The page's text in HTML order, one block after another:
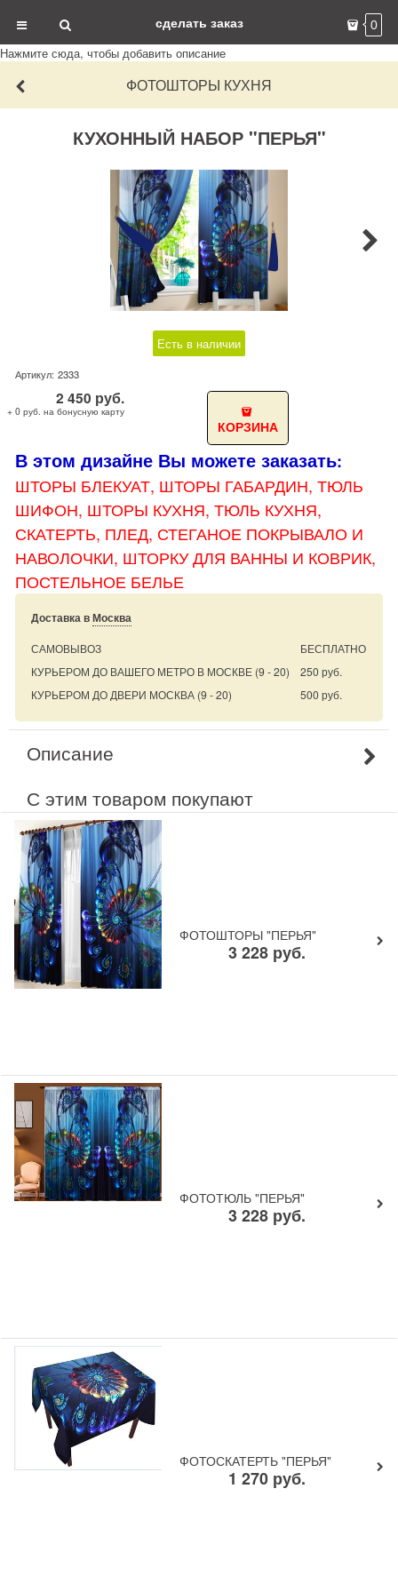
сделать заказ 0
Нажмите сюда, чтобы добавить описание
ФОТОШТОРЫ КУХНЯ
КУХОННЫЙ НАБОР "ПЕРЬЯ"
Есть в наличии
Артикул: 2333
2 450 руб.
+ 0 руб. на бонусную карту
КОРЗИНА
В этом дизайне Вы можете заказать:
ШТОРЫ БЛЕКУАТ, ШТОРЫ ГАБАРДИН, ТЮЛЬ
ШИФОН, ШТОРЫ КУХНЯ, ТЮЛЬ КУХНЯ,
СКАТЕРТЬ, ПЛЕД, СТЕГАНОЕ ПОКРЫВАЛО И
НАВОЛОЧКИ, ШТОРКУ ДЛЯ ВАННЫ И КОВРИК,
ПОСТЕЛЬНОЕ БЕЛЬЕ
Доставка вМосква
САМОВЫВОЗ
БЕСПЛАТНО
КУРЬЕРОМ ДО ВАШЕГО МЕТРО В МОСКВЕ (9 - 20)
250 руб.
КУРЬЕРОМ ДО ДВЕРИ МОСКВА (9 - 20) 500 руб.
Описание
С этим товаром покупают
ФОТОШТОРЫ "ПЕРЬЯ"
3 228 руб.
ФОТОТЮЛЬ "ПЕРЬЯ"
3 228 руб.
ФОТОСКАТЕРТЬ "ПЕРЬЯ"
1 270 руб.